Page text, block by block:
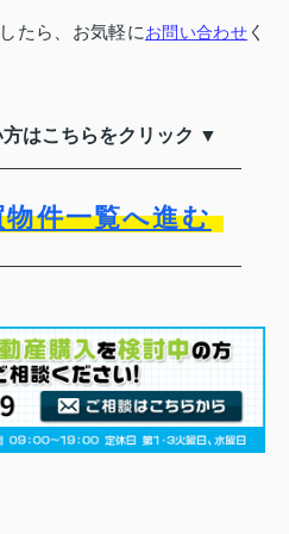
たら、お気軽にお問い合わせ く
はこちらをクリック ▼
件一覧へ進む